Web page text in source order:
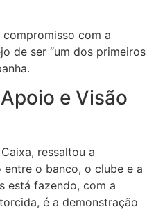
com a
de ser “um dos primeiros
e Visão
ressaltou a
o banco, o clube e a
está fazendo, com a
é a demonstração